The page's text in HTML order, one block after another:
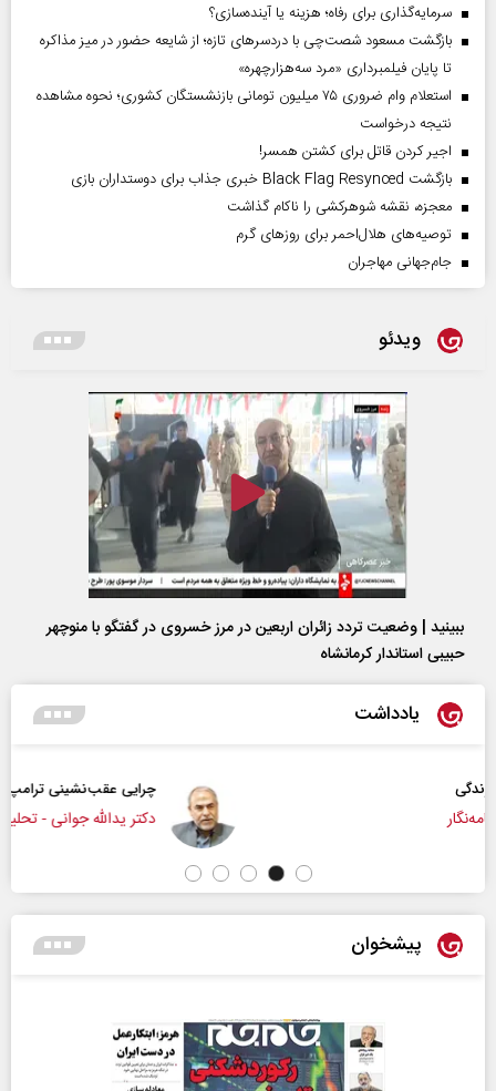
سرمایه‌گذاری برای رفاه؛ هزینه یا آینده‌سازی؟
بازگشت مسعود شصت‌چی با دردسر‌های تازه؛ از شایعه حضور در میز مذاکره
تا پایان فیلمبرداری «مرد سه‌هزارچهره»
استعلام وام ضروری ۷۵ میلیون تومانی بازنشستگان کشوری؛ نحوه مشاهده
نتیجه درخواست
اجیر کردن قاتل برای کشتن همسر!
بازگشت Black Flag Resynced خبری جذاب برای دوستداران بازی
معجزه، نقشه شوهرکشی را ناکام گذاشت
توصیه‌های هلال‌احمر برای روز‌های گرم
جام‌جهانی مهاجران
ویدئو
ببینید | وضعیت تردد زائران اربعین در مرز خسروی در گفتگو با منوچهر
حبیبی استاندار کرمانشاه
یادداشت
چرایی عقب‌نشینی ترامپ؟
دکتر یدالله جوانی - تحلیلگر مسائل سیاسی
پیشخوان